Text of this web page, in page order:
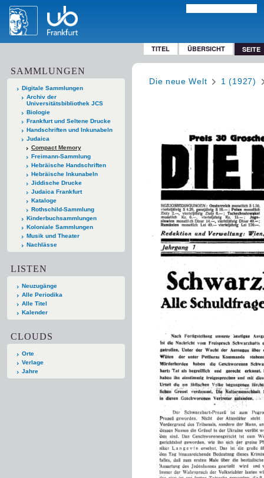
TITEL ÜBERSICHT SEITE
SAMMLUNGEN
Digitale Sammlungen
Archiv der
Universitätsbibliothek JCS
Biologie
Frankfurt und Seltene Drucke
Handschriften und Inkunabeln
Judaica
Compact Memory
Freimann-Sammlung
Hebräische Handschriften
Hebräische Inkunabeln
Jiddische Drucke
Judaica Frankfurt
Kataloge
Rothschild-Sammlung
Kinderbuchsammlungen
Koloniale Sammlungen
Musik und Theater
Nachlässe
LISTEN
Neuzugänge
Alle Periodika
Alle Titel
Kalender
CLOUDS
Orte
Verlage
Jahre
Die neue Welt 1 (1927)